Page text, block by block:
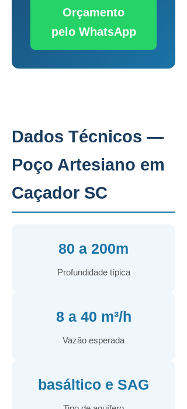
Orçamento
pelo WhatsApp
Dados Técnicos —
Poço Artesiano em
Caçador SC
80 a 200m
Profundidade típica
8 a 40 m³/h
Vazão esperada
basáltico e SAG